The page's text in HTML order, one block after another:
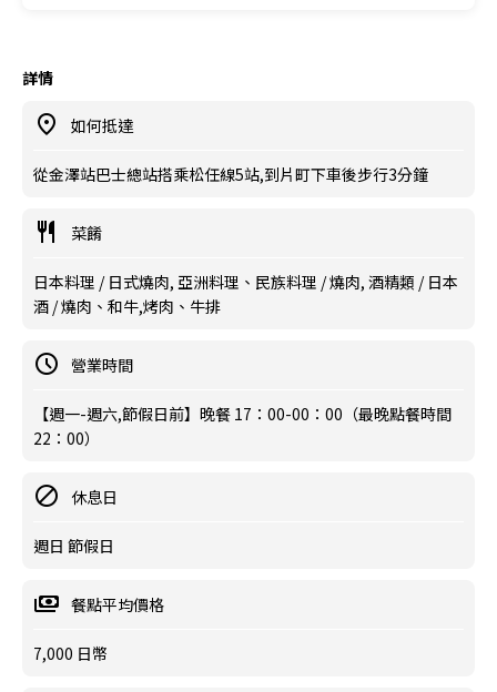
詳情
如何抵達
從金澤站巴士總站搭乘松任線5站,到片町下車後步行3分鐘
菜餚
日本料理 / 日式燒肉, 亞洲料理、民族料理 / 燒肉, 酒精類 / 日本
酒 / 燒肉、和牛,烤肉、牛排
營業時間
【週一-週六,節假日前】晚餐 17：00-00：00（最晚點餐時間
22：00）
休息日
週日 節假日
餐點平均價格
7,000 日幣